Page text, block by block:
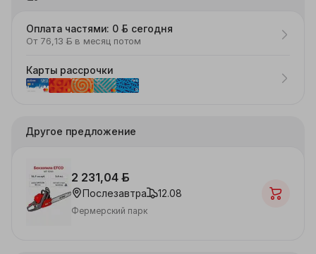
Оплата частями: 0 ƃ сегодня
От 76,13 ƃ в месяц потом
Карты рассрочки
Другое предложение
2 231,04 ƃ
Послезавтра 12.08
Фермерский парк